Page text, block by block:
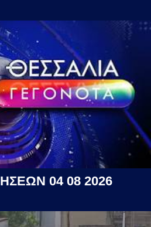
04 08 2026